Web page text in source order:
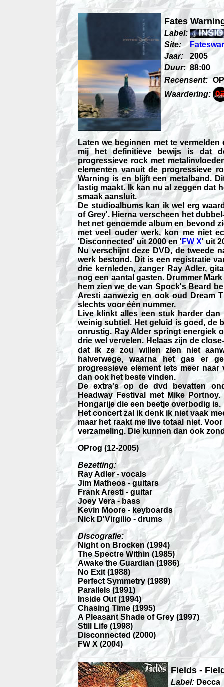
Fates
Label:
Site:
Jaar:
2005
Duur: 88:00
Recensent:
Waardering:
Laten we beginnen met te
mij het definitieve bewijs is dat
progressieve rock met
elementen vanuit de progressieve
Warning is en blijft een metalband.
lastig maakt. Ik kan nu al zeggen dat
smaak aansluit.
De studioalbums kan ik wel erg
of Grey'. Hierna verscheen het
het net genoemde album en bevond
met veel ouder werk, kon me niet
'Disconnected' uit 2000 en 'FW X' uit
Nu verschijnt deze DVD, de tweede
werk bestond. Dit is een registratie
drie kernleden, zanger Ray Adler,
nog een aantal gasten. Drummer
hem zien we de van Spock's Beard
Aresti aanwezig en ook oud Dream
slechts voor één nummer.
Live klinkt alles een stuk harder
weinig subtiel. Het geluid is goed, de
onrustig. Ray Alder springt energiek
drie wel vervelen. Helaas zijn de
dat ik ze zou willen zien niet
halverwege, waarna het gas er
progressieve element iets meer
dan ook het beste vinden.
De extra's op de dvd bevatten
Headway Festival met Mike
Hongarije die een beetje overbodig is.
Het concert zal ik denk ik niet vaak
maar het raakt me live totaal niet.
verzameling. Die kunnen dan ook
OProg (12-2005)
Bezetting:
Ray Adler - vocals
Jim Matheos - guitars
Frank Aresti - guitar
Joey Vera - bass
Kevin Moore - keyboards
Nick D'Virgilio - drums
Discografie:
Night on Brocken (1994)
The Spectre Within (1985)
Awake the Guardian (1986)
No Exit (1988)
Perfect Symmetry (1989)
Parallels (1991)
Inside Out (1994)
Chasing Time (1995)
A Pleasant Shade of Grey (1997)
Still Life (1998)
Disconnected (2000)
FW X (2004)
Fields -
Label: Decca